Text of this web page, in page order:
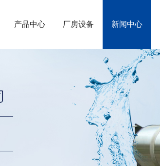
产品中心 厂房设备 新闻中心